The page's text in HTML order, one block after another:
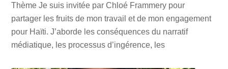
Thème Je suis invitée par Chloé Frammery pour
partager les fruits de mon travail et de mon engagement
pour Haïti. J’aborde les conséquences du narratif
médiatique, les processus d’ingérence, les